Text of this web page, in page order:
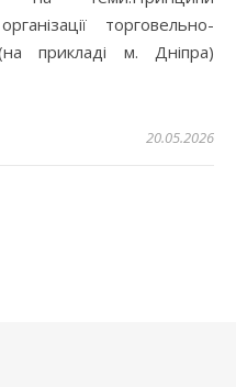
торговельно-
прикладі м. Дніпра)
20.05.2026